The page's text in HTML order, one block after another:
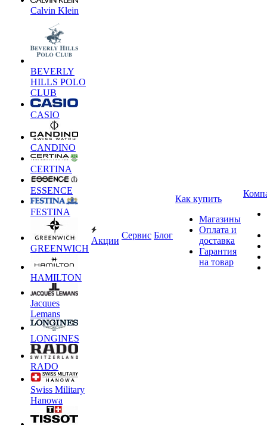
Calvin Klein
BEVERLY
HILLS POLO
CLUB
CASIO
CANDINO
CERTINA
ESSENCE
FESTINA
GREENWICH
HAMILTON
Jacques
Lemans
LONGINES
RADO
Swiss Military
Hanowa
Акции
Сервис Блог
Как купить
Магазины
Оплата и
доставка
Гарантия
на товар